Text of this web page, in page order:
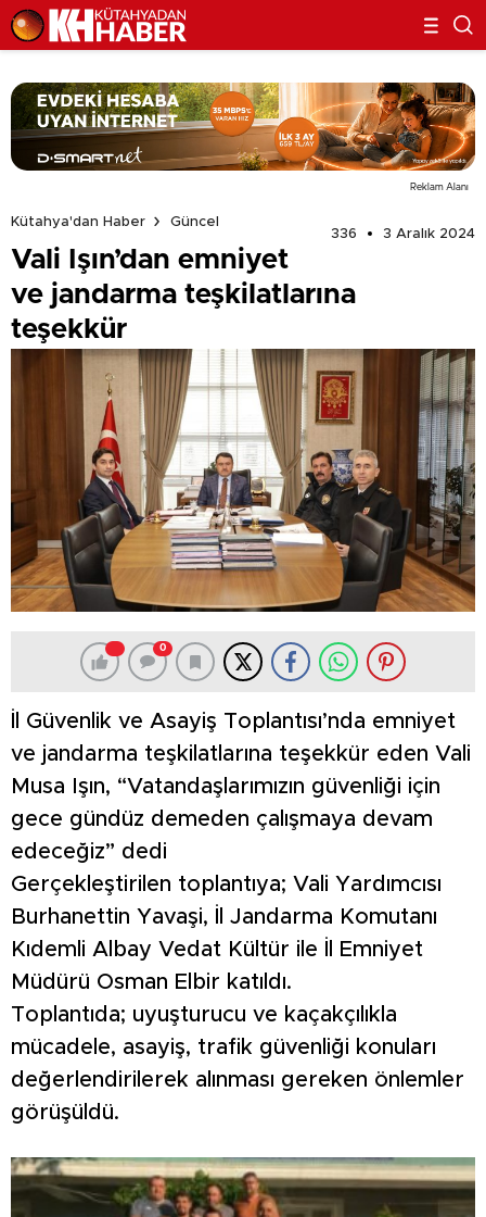
Reklam Alanı
Kütahya'dan Haber
Güncel
336
3 Aralık 2024
Vali Işın’dan emniyet
ve jandarma teşkilatlarına
teşekkür
0
İl Güvenlik ve Asayiş Toplantısı’nda emniyet
ve jandarma teşkilatlarına teşekkür eden Vali
Musa Işın, “Vatandaşlarımızın güvenliği için
gece gündüz demeden çalışmaya devam
edeceğiz” dedi
Gerçekleştirilen toplantıya; Vali Yardımcısı
Burhanettin Yavaşi, İl Jandarma Komutanı
Kıdemli Albay Vedat Kültür ile İl Emniyet
Müdürü Osman Elbir katıldı.
Toplantıda; uyuşturucu ve kaçakçılıkla
mücadele, asayiş, trafik güvenliği konuları
değerlendirilerek alınması gereken önlemler
görüşüldü.